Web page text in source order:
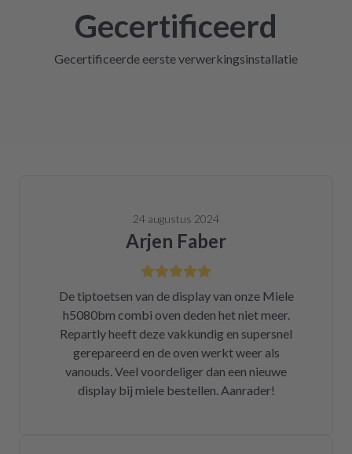
Gecertificeerd
Gecertificeerde eerste verwerkingsinstallatie
24 augustus 2024
Arjen Faber
De tiptoetsen van de display van onze Miele
h5080bm combi oven deden het niet meer.
Repartly heeft deze vakkundig en supersnel
gerepareerd en de oven werkt weer als
vanouds. Veel voordeliger dan een nieuwe
display bij miele bestellen. Aanrader!